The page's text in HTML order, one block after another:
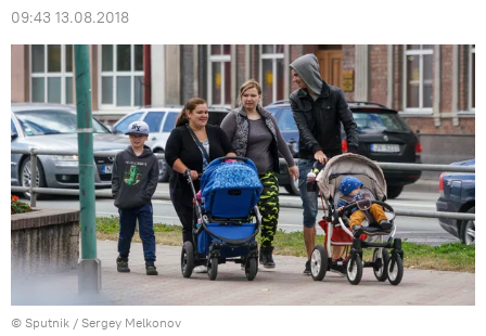
09:43 13.08.2018
© Sputnik / Sergey Melkonov